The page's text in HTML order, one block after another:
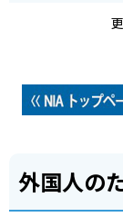
外国人の